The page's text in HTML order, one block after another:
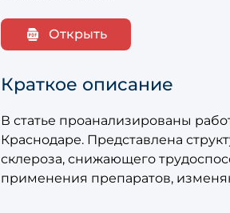
Открыть
Краткое описание
В статье проанализированы
Краснодаре. Представлена
склероза, снижающего
применения препаратов,